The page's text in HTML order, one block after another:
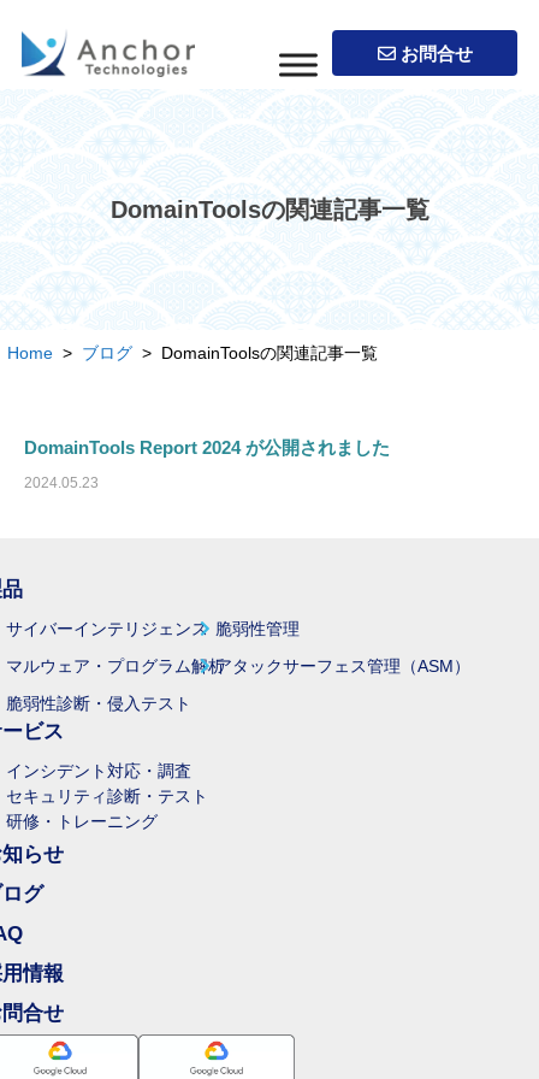
お問合せ
DomainToolsの関連記事一覧
Home > ブログ > DomainToolsの関連記事一覧
DomainTools Report 2024 が公開されました
2024.05.23
サイバーインテリジェンス
マルウェア・プログラム解析
脆弱性診断・侵入テスト
脆弱性管理
アタックサーフェス管理（ASM）
ビス
インシデント対応・調査
セキュリティ診断・テスト
研修・トレーニング
らせ
グ
情報
合せ